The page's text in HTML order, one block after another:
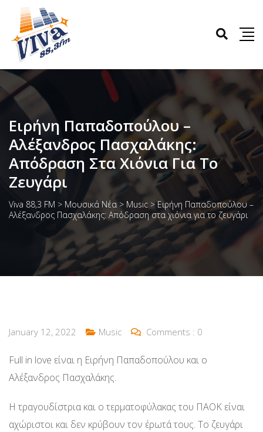
Ειρήνη Παπαδοπούλου –
Αλέξανδρος Πασχαλάκης:
Απόδραση Στα Χιόνια Για Το
Ζευγάρι
Viva 88,3 FM > Μουσικά Νέα> Music >Ειρήνη Παπαδοπούλου –
Αλέξανδρος Πασχαλάκης: Απόδραση στα χιόνια για το ζευγάρι
January 12, 2022 Music Comments : 0
Full in love είναι η Ειρήνη Παπαδοπούλου και ο
Αλέξανδρος Πασχαλάκης.
Η τραγουδίστρια και ο τερματοφύλακας του ΠΑΟΚ είναι
αχώριστοι και δεν κρύβουν τον έρωτά τους. Το ζευγάρι